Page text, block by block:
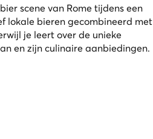
scene van Rome tijdens een
lokale bieren gecombineerd met
je leert over de unieke
en zijn culinaire aanbiedingen.